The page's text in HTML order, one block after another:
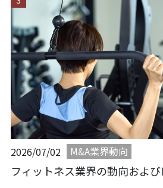
2026/07/02 M&A業界動向
フィットネス業界の動向およ